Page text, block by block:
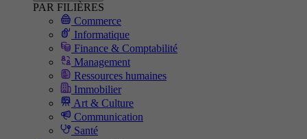
PAR FILIÈRES
Commerce
Informatique
Finance & Comptabilité
Management
Ressources humaines
Immobilier
Art & Culture
Communication
Santé